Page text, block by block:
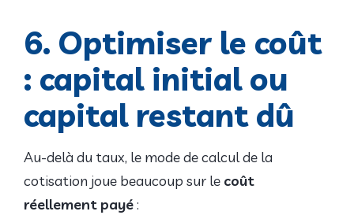
6. Optimiser le coût
: capital initial ou
capital restant dû
Au-delà du taux, le mode de calcul de la
cotisation joue beaucoup sur le coût
réellement payé: